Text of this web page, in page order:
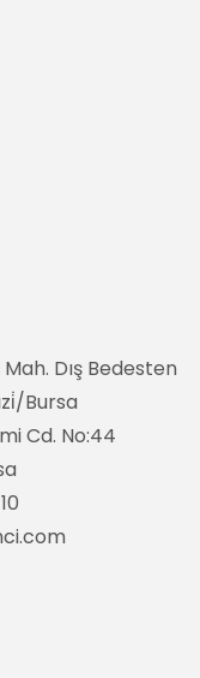
Dış Bedesten
Bursa
Cd. No:44